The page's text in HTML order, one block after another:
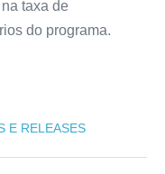
taxa de
do programa.
E RELEASES